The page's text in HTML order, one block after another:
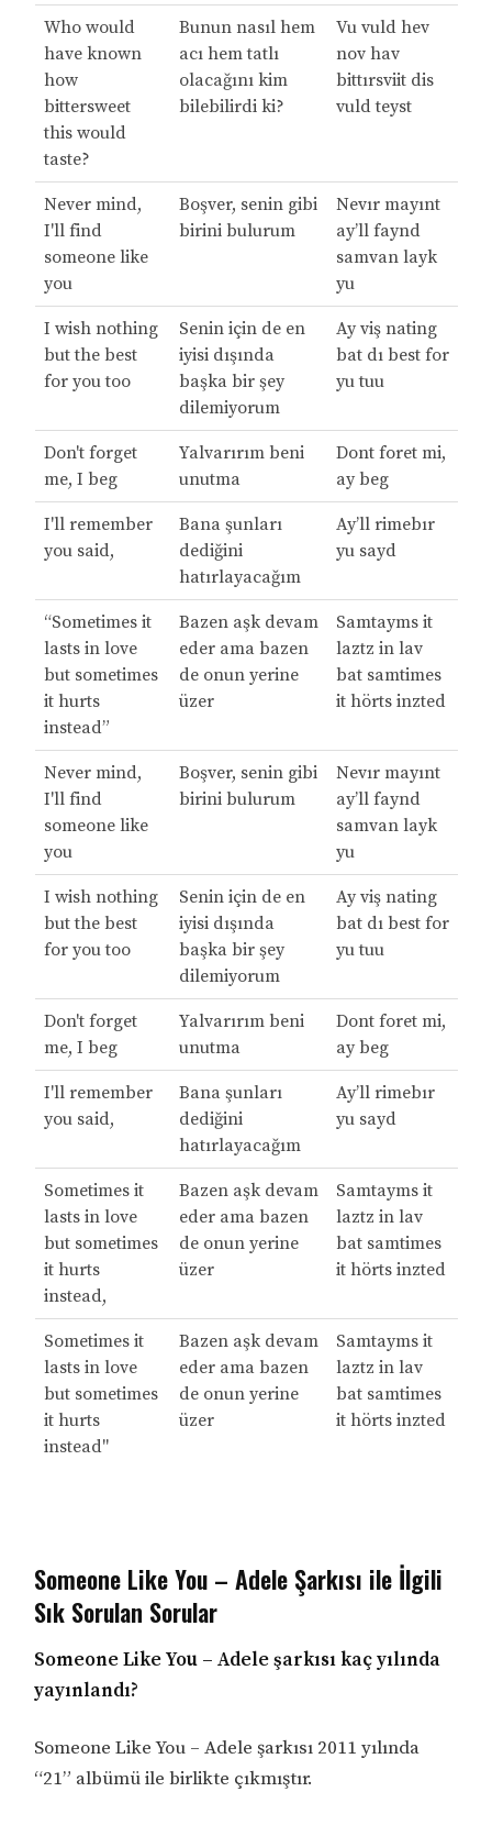
Who would
have known
how
bittersweet
this would
taste?
Bunun nasıl hem
acı hem tatlı
olacağını kim
bilebilirdi ki?
Vu vuld hev
nov hav
bittırsviit dis
vuld teyst
Never mind,
I'll find
someone like
you
Boşver, senin gibi
birini bulurum
Nevır mayınt
ay’ll faynd
samvan layk
yu
I wish nothing
but the best
for you too
Senin için de en
iyisi dışında
başka bir şey
dilemiyorum
Ay viş nating
bat dı best for
yu tuu
Don't forget
me, I beg
Yalvarırım beni
unutma
Dont foret mi,
ay beg
I'll remember
you said,
Bana şunları
dediğini
hatırlayacağım
Ay’ll rimebır
yu sayd
“Sometimes it
lasts in love
but sometimes
it hurts
instead”
Bazen aşk devam
eder ama bazen
de onun yerine
üzer
Samtayms it
laztz in lav
bat samtimes
it hörts inzted
Never mind,
I'll find
someone like
you
Boşver, senin gibi
birini bulurum
Nevır mayınt
ay’ll faynd
samvan layk
yu
I wish nothing
but the best
for you too
Senin için de en
iyisi dışında
başka bir şey
dilemiyorum
Ay viş nating
bat dı best for
yu tuu
Don't forget
me, I beg
Yalvarırım beni
unutma
Dont foret mi,
ay beg
I'll remember
you said,
Bana şunları
dediğini
hatırlayacağım
Ay’ll rimebır
yu sayd
Sometimes it
lasts in love
but sometimes
it hurts
instead,
Bazen aşk devam
eder ama bazen
de onun yerine
üzer
Samtayms it
laztz in lav
bat samtimes
it hörts inzted
Sometimes it
lasts in love
but sometimes
it hurts
instead"
Bazen aşk devam
eder ama bazen
de onun yerine
üzer
Samtayms it
laztz in lav
bat samtimes
it hörts inzted
Someone Like You – Adele Şarkısı ile İlgili
Sık Sorulan Sorular
Someone Like You – Adele şarkısı kaç yılında
yayınlandı?
Someone Like You – Adele şarkısı 2011 yılında
“21” albümü ile birlikte çıkmıştır.